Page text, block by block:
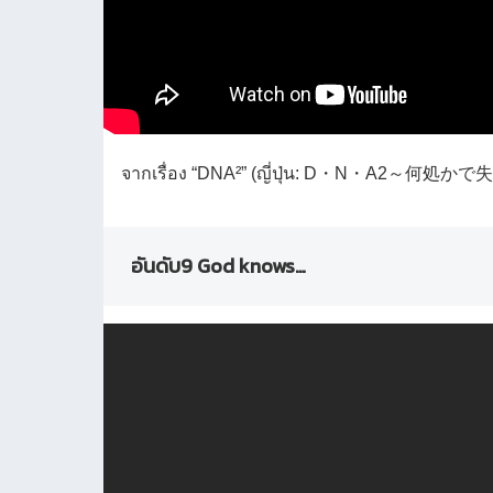
จากเรื่อง “DNA²” (ญี่ปุ่น: D・N・A2～何処かで
อันดับ9 God knows…